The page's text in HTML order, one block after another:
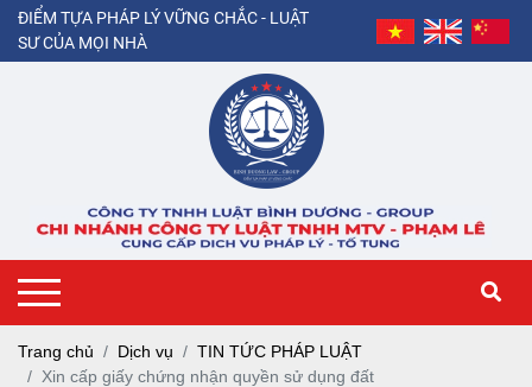
ĐIỂM TỰA PHÁP LÝ VỮNG CHẮC - LUẬT
SƯ CỦA MỌI NHÀ
Trang chủ Dịch vụ
TIN TỨC PHÁP LUẬT
Xin cấp giấy chứng nhận quyền sử dụng đất